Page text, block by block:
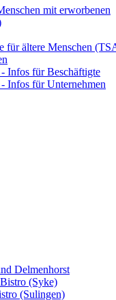
mit erworbenen
für ältere Menschen
Infos für Beschäftigte
Infos für Unternehmen
Delmenhorst
(Syke)
(Sulingen)